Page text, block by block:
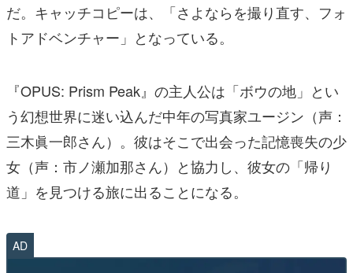
だ。キャッチコピーは、「さよならを撮り直す、フォ
トアドベンチャー」となっている。
『OPUS: Prism Peak』の主人公は「ボウの地」とい
う幻想世界に迷い込んだ中年の写真家ユージン（声：
三木眞一郎さん）。彼はそこで出会った記憶喪失の少
女（声：市ノ瀬加那さん）と協力し、彼女の「帰り
道」を見つける旅に出ることになる。
AD